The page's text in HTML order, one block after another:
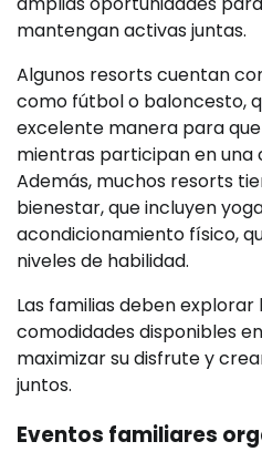
mantengan activas juntas.
Algunos resorts cuentan
como fútbol o baloncesto,
excelente manera para
mientras participan en una
Además, muchos resorts
bienestar, que incluyen
acondicionamiento físico,
niveles de habilidad.
Las familias deben
comodidades disponibles
maximizar su disfrute y
juntos.
Eventos familiares